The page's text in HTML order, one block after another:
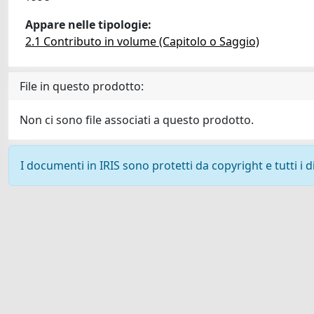
Appare nelle tipologie:
2.1 Contributo in volume (Capitolo o Saggio)
File in questo prodotto:
Non ci sono file associati a questo prodotto.
I documenti in IRIS sono protetti da copyright e tutti i